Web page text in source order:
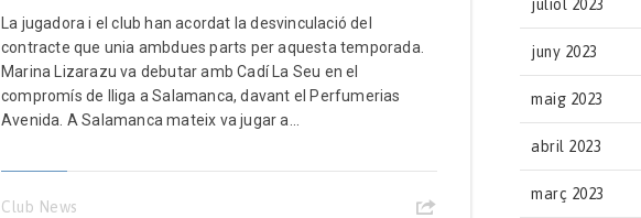
La jugadora i el club han acordat la desvinculació del
contracte que unia ambdues parts per aquesta temporada.
Marina Lizarazu va debutar amb Cadí La Seu en el
compromís de lliga a Salamanca, davant el Perfumerias
Avenida. A Salamanca mateix va jugar a...
Club News
juliol 2023
juny 2023
maig 2023
abril 2023
març 2023